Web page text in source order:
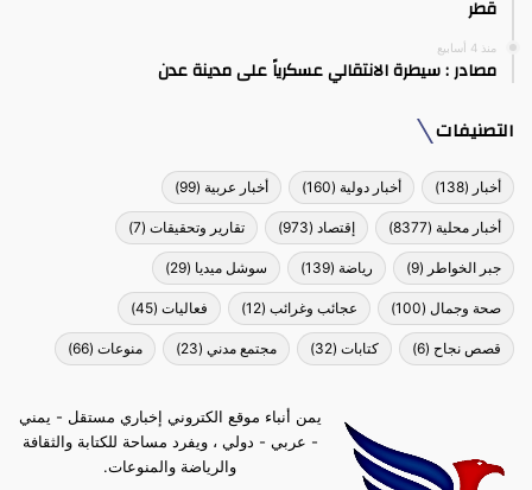
قطر
منذ 4 أسابيع
مصادر : سيطرة الانتقالي عسكرياً على مدينة عدن
التصنيفات
أخبار (138) أخبار دولية (160) أخبار عربية (99)
أخبار محلية (8377) إقتصاد (973) تقارير وتحقيقات (7)
جبر الخواطر (9) رياضة (139) سوشل ميديا (29)
صحة وجمال (100) عجائب وغرائب (12) فعاليات (45)
قصص نجاح (6) كتابات (32) مجتمع مدني (23) منوعات (66)
يمن أنباء موقع الكتروني إخباري مستقل - يمني
- عربي - دولي ، ويفرد مساحة للكتابة والثقافة
والرياضة والمنوعات.